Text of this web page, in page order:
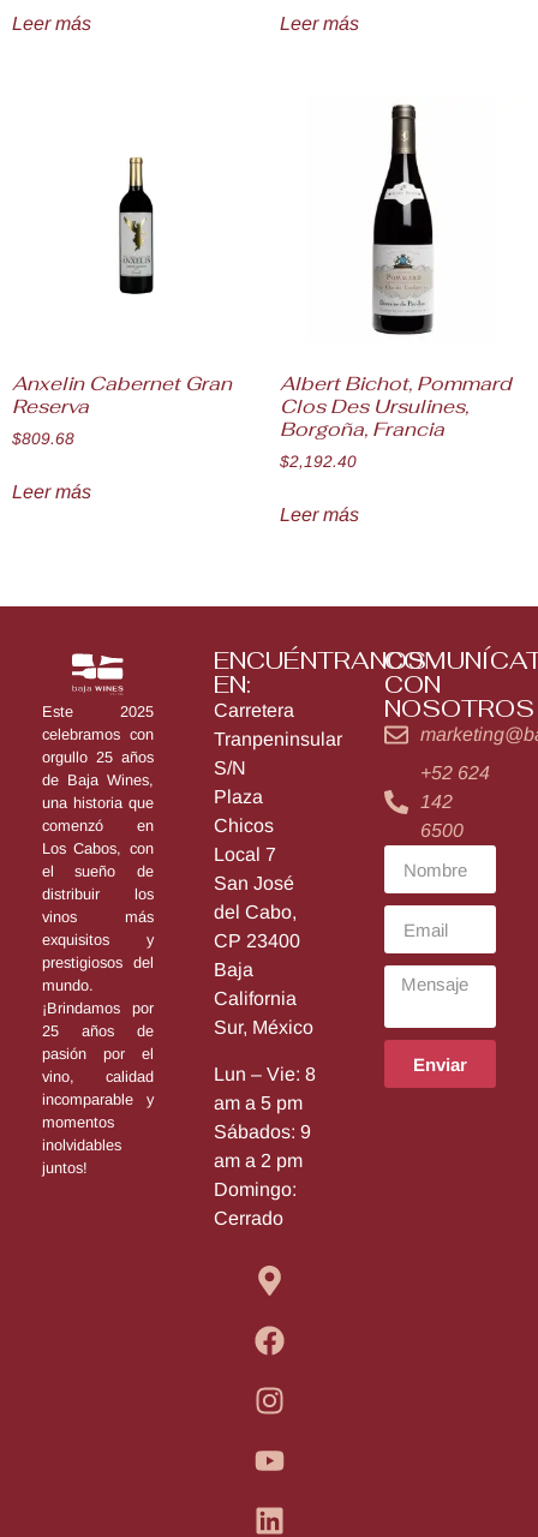
Leer más Leer más
Anxelin Cabernet Gran
Reserva
$809.68
Leer más
Albert Bichot, Pommard
Clos Des Ursulines,
Borgoña, Francia
$2,192.40
Leer más
Este 2025
celebramos con
orgullo 25 años
de Baja Wines,
una historia que
comenzó en
Los Cabos, con
el sueño de
distribuir los
vinos más
exquisitos y
prestigiosos del
mundo.
¡Brindamos por
25 años de
pasión por el
vino, calidad
incomparable y
momentos
inolvidables
juntos!
ENCUÉNTRANOS
EN:
Carretera
Tranpeninsular
S/N
Plaza
Chicos
Local 7
San José
del Cabo,
CP 23400
Baja
California
Sur, México
Lun – Vie: 8
am a 5 pm
Sábados: 9
am a 2 pm
Domingo:
Cerrado
CON
NOSOTROS
+52 624
142
6500
Enviar